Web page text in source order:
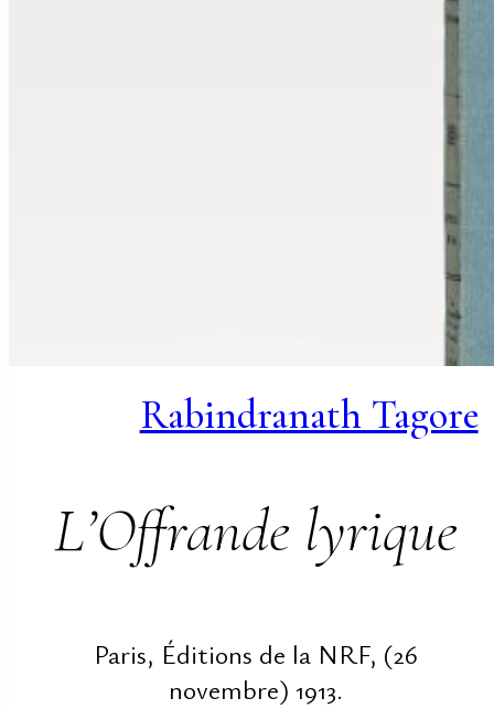
Rabindranath Tagore
L’Offrande lyrique
Paris, Éditions de la NRF, (26
novembre) 1913.